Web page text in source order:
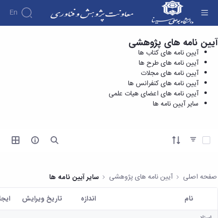
En
درباره
معاونت
درباره
معرفی
معاون
اهداف
و
قبلی
امور
پژوهشی
رئیس
کتابخانه
پژوهش
پژوهش
هفته
پژوهش
و
ها
های
تحقیقاتی
فناوری و
کارآفرینی
مدیریت
کارگروه‌ها
مدیریت‌ها
امور
پژوهشی
و
مرکز
اسناد
دفتر
کاربرگ
فرم
ها
آیین
های
آیین نامه های کتاب ها - معاونت پژوهش و
فناوری
آیین نامه های پژوهشی
آیین نامه های کتاب ها
آیین نامه های طرح ها
آیین نامه های مجلات
آیین نامه های کنفرانس ها
آیین نامه های اعضای هیات علمی
سایر آیین نامه ها
آیتم ها را انتخاب کنید
صفحه اصلی آیین نامه های پژوهشی سایر آیین نامه ها
کاربر انتخاب شده
نام اندازه تاریخ ویرایش